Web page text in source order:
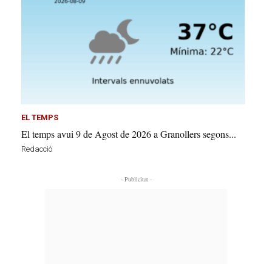
EL TEMPS
El temps avui 9 de Agost de 2026 a Granollers segons...
Redacció
- Publicitat -